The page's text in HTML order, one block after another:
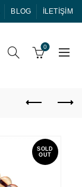
BLOG İLETIŞIM
0
SOLD
OUT